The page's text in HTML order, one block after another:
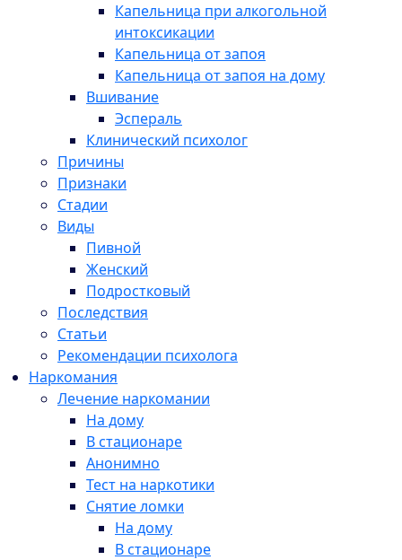
Капельница при алкогольной
интоксикации
Капельница от запоя
Капельница от запоя на дому
Вшивание
Эспераль
Клинический психолог
Причины
Признаки
Стадии
Виды
Пивной
Женский
Подростковый
Последствия
Статьи
Рекомендации психолога
Наркомания
Лечение наркомании
На дому
В стационаре
Анонимно
Тест на наркотики
Снятие ломки
На дому
В стационаре